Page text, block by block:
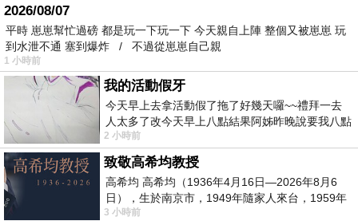
2026/08/07
平時 崽崽幫忙過磅 都是玩一下玩一下 今天親自上陣 整個又被崽崽 玩
到水泄不通 塞到爆炸 / 不過從崽崽自己親
1 小時前
我的活動假牙
今天早上去拿活動假了拖了好幾天囉~~禮拜一去
人太多了改今天早上八點結果阿姊昨晚說要我八點
去西螺農會~回到莿桐都8點半多了
2 小時前
致敬高希均教授
高希均 高希均（1936年4月16日—2026年8月6
日），生於南京市，1949年隨家人來台，1959年
赴美深造並取得經濟發展博士學位。曾任
3 小時前